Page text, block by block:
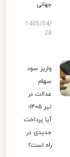
جهانی
1405/04/
28
واریز سود
سهام
عدالت در
تیر ۱۴۰۵؛
آیا پرداخت
جدیدی در
راه است؟